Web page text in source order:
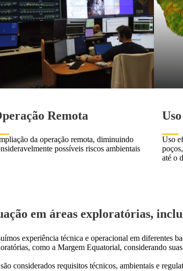
Remota
da operação remota, diminuindo
possíveis riscos ambientais
Uso
até o
em áreas exploratórias,
experiência técnica e operacional em diferentes
como a Margem Equatorial, considerando
considerados requisitos técnicos, ambientais e